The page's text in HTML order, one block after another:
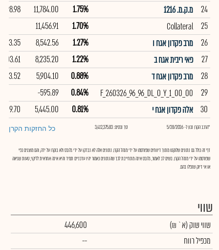
24
מ.ק.מ. 1216 1.75%
11,784.00
98.98
25
Collateral
1.70%
11,456.91
26
מרב פקדון אגח ו 1.27%
8,542.56
103.35
27
פאי ריבית אגח ב 1.22%
8,235.20
103.61
28
מרב פקדון אגח ד 0.88%
5,904.10
103.52
29
F_260326_96_96_DL_0_Y_1_00_00
0.84%
-595.89
30
אלה פקדון אגח י 0.81%
5,445.00
109.70
*הרכב הקרן נכון ל- 5/28/2026 סך נכסים: 3,412,375.83 כל החזקות הקרן
דף זה כולל גם נתונים שלוקטו מתוך דיווחים שפורסמו על ידי מנהל הקרן. נתונים אלה לא נבדקו על ידי גלובס ולא בוקרו על ידה, והם מוצגים כפי
שפורסמו על ידי מנהל הקרן. בשים לב לאמור, גלובס אינה מתחייבת לכך שהנתונים כאמור יהיו עדכניים תמיד והיא אינה אחראית לליקוי, טעות שגיאה
או אי דיוק שנפלו בהם.
שווי
שווי שוק (א` ₪)
446,600
מכפיל רווח
--